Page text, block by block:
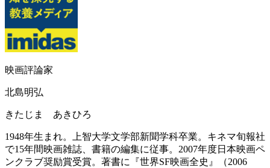
映画評論家
北島明弘
きたじま あきひろ
1948年生まれ。上智大学文学部新聞学科卒業。キネマ旬報社
で15年間映画雑誌、書籍の編集に従事。2007年度日本映画ペ
ンクラブ奨励賞受賞。著書に『世界SF映画全史』（2006